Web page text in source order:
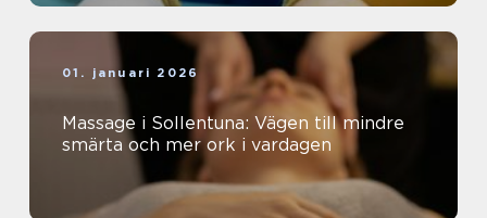
01. januari 2026
Massage i Sollentuna: Vägen till mindre
smärta och mer ork i vardagen